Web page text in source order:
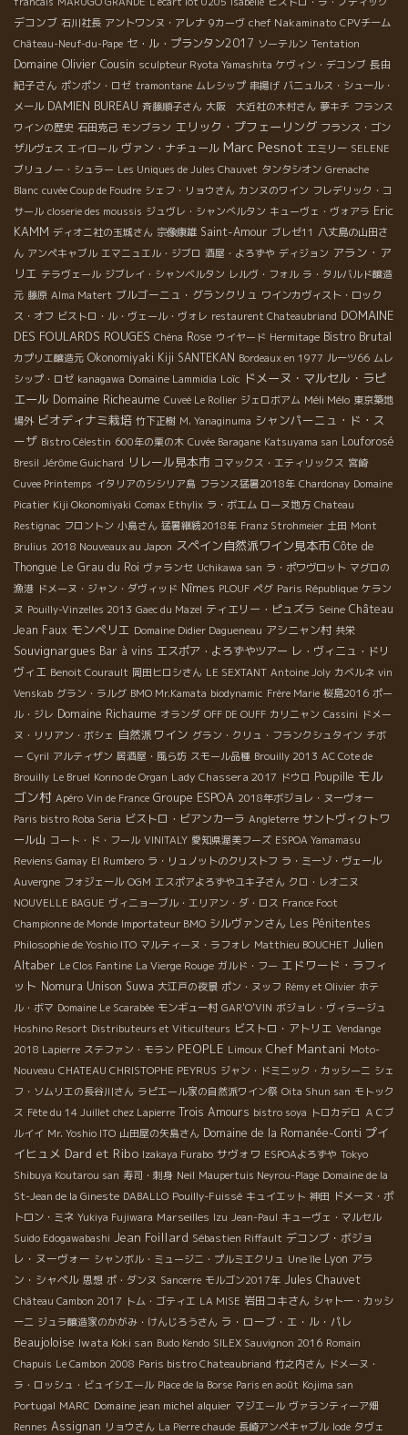
デコンブ 石川社長 アントワンヌ・アレナ 9カーヴ chef Nakaminato CPVチーム
Château-Neuf-du-Pape セ・ル・プランタン2017 ソーテルン Tentation
Domaine Olivier Cousin sculpteur Ryota Yamashita ケヴィン・デコンブ 長由
紀子さん ポンポン・ロゼ tramontane ムレシップ 串揚げ バニュルス・シュール・
メール DAMIEN BUREAU 斉藤順子さん 大阪 大近社の木村さん 夢キチ フランス
ワインの歴史 石田克己 モンブラン エリック・プフェーリング フランス・ゴン
ザルヴェス エイロール ヴァン・ナチュール Marc Pesnot エミリー SELENE
ブリュノー・シュラー Les Uniques de Jules Chauvet タンタシオン Grenache
Blanc cuvée Coup de Foudre シェフ・リョウさん カンヌのワイン フレデリック・コ
サール closerie des moussis ジュヴレ・シャンべルタン キューヴェ・ヴォアラ Eric
KAMM ディオニ社の玉城さん 宗像康雄 Saint-Amour ブレゼ11 八丈島の山田さ
ん アンペキャブル エマニュエル・ジブロ 酒屋・よろずや ディジョン アラン・ア
リエ テラヴェール ジブレイ・シャンベルタン レルヴ・フォル ラ・タルバルド醸造
元 藤原 Alma Matert ブルゴーニュ・グランクリュ ワインカヴィスト・ロック
ス・オフ ビストロ・ル・ヴェール・ヴォレ restaurent Chateaubriand DOMAINE
DES FOULARDS ROUGES Chéna Rose ウイヤード Hermitage Bistro Brutal
カプリエ醸造元 Okonomiyaki Kiji SANTEKAN Bordeaux en 1977 ルーツ66 ムレ
シップ・ロゼ kanagawa Domaine Lammidia Loïc ドメーヌ・マルセル・ラピ
エール Domaine Richeaume Cuveé Le Rollier ジェロボアム Méli Mélo 東京築地
場外 ビオディナミ栽培 竹下正樹 M. Yanaginuma シャンパーニュ・ド・ス
ーザ Bistro Célestin 600年の栗の木 Cuvée Baragane Katsuyama san Louforosé
Bresil Jérôme Guichard リレール見本市 コマックス・エティリックス 宮崎
Cuvee Printemps イタリアのシシリア島 フランス猛暑2018年 Chardonay Domaine
Picatier Kiji Okonomiyaki Comax Ethylix ラ・ボエム ローヌ地方 Chateau
Restignac フロントン 小島さん 猛暑継続2018年 Franz Strohmeier 土田 Mont
Brulius 2018 Nouveaux au Japon スペイン自然派ワイン見本市 Côte de
Thongue Le Grau du Roi ヴァランセ Uchikawa san ラ・ポワヴロット マグロの
漁港 ドメーヌ・ジャン・ダヴィッド Nîmes PLOUF ペグ Paris République ケラン
ヌ Pouilly-Vinzelles 2013 Gaec du Mazel ティエリー・ピュズラ Seine Château
Jean Faux モンペリエ Domaine Didier Dagueneau アシニャン村 共栄
Souvignargues Bar à vins エスポア・よろずやツアー レ・ヴィニュ・ドリ
ヴィエ Benoit Courault 岡田ヒロシさん LE SEXTANT Antoine Joly カベルネ vin
Venskab グラン・ラルグ BMO Mr.Kamata biodynamic Frère Marie 桜島2016 ポー
ル・ジレ Domaine Richaume オランダ OFF DE OUFF カリニャン Cassini ドメー
ヌ・リリアン・ボシェ 自然派ワイン グラン・クリュ・フランクシュタイン チボ
ー Cyril アルティザン 居酒屋・風ら坊 スモール品種 Brouilly 2013 AC Cote de
Brouilly Le Bruel Konno de Organ Lady Chassera 2017 ドウロ Poupille モル
ゴン村 Apéro Vin de France Groupe ESPOA 2018年ボジョレ・ヌーヴォー
Paris bistro Roba Seria ビストロ・ビアンカーラ Angleterre サントヴィクトワ
ール山 コート・ド・フール VINITALY 愛知県渥美フーズ ESPOA Yamamasu
Reviens Gamay El Rumbero ラ・リュノットのクリストフ ラ・ミーゾ・ヴェール
Auvergne フォジェール OGM エスポアよろずやユキ子さん クロ・レオニヌ
NOUVELLE BAGUE ヴィニョーブル・エリアン・ダ・ロス France Foot
Championne de Monde Importateur BMO シルヴァンさん Les Pénitentes
Philosophie de Yoshio ITO マルティーヌ・ラフォレ Matthieu BOUCHET Julien
Altaber Le Clos Fantine La Vierge Rouge ガルド・フー エドワード・ラフィ
ット Nomura Unison Suwa 大江戸の夜景 ポン・ヌッフ Rémy et Olivier ホテ
ル・ボマ Domaine Le Scarabée モンギュー村 GAR'O'VIN ボジョレ・ヴィラージュ
Hoshino Resort Distributeurs et Viticulteurs ビストロ・アトリエ Vendange
2018 Lapierre ステファン・モラン PEOPLE Limoux Chef Mantani Moto-
Nouveau CHATEAU CHRISTOPHE PEYRUS ジャン・ドミニック・カッシーニ シェ
フ・ソムリエの長谷川さん ラピエール家の自然派ワイン祭 Oita Shun san モトック
ス Fête du 14 Juillet chez Lapierre Trois Amours bistro soya トロカデロ ＡＣブ
ルイイ Mr. Yoshio ITO 山田屋の矢島さん Domaine de la Romanée-Conti プイ
イヒュメ Dard et Ribo Izakaya Furabo サヴォワ ESPOAよろずや Tokyo
Shibuya Koutarou san 寿司・刺身 Neil Maupertuis Neyrou-Plage Domaine de la
St-Jean de la Gineste DABALLO Pouilly-Fuissé キュイエット 神田 ドメーヌ・ポ
トロン・ミネ Yukiya Fujiwara Marseilles Izu Jean-Paul キューヴェ・マルセル
Suido Edogawabashi Jean Foillard Sébastien Riffault デコンブ・ボジョ
レ・ヌーヴォー シャンボル・ミュージニ・プルミエクリュ Une île Lyon アラ
ン・シャペル 思想 ポ・ダンヌ Sancerre モルゴン2017年 Jules Chauvet
Château Cambon 2017 トム・ゴティエ LA MISE 岩田コキさん シャトー・カッシ
ーニ ジュラ醸造家のかがみ・けんじろうさん ラ・ローブ・エ・ル・パレ
Beaujoloise Iwata Koki san Budo Kendo SILEX Sauvignon 2016 Romain
Chapuis Le Cambon 2008 Paris bistro Chateaubriand 竹之内さん ドメーヌ・
ラ・ロッシュ・ビュイシエール Place de la Borse Paris en août Kojima san
Portugal MARC Domaine jean michel alquier マジエール ヴァランティーア畑
Rennes Assignan リョウさん La Pierre chaude 長崎アンペキャブル Iode タヴェ